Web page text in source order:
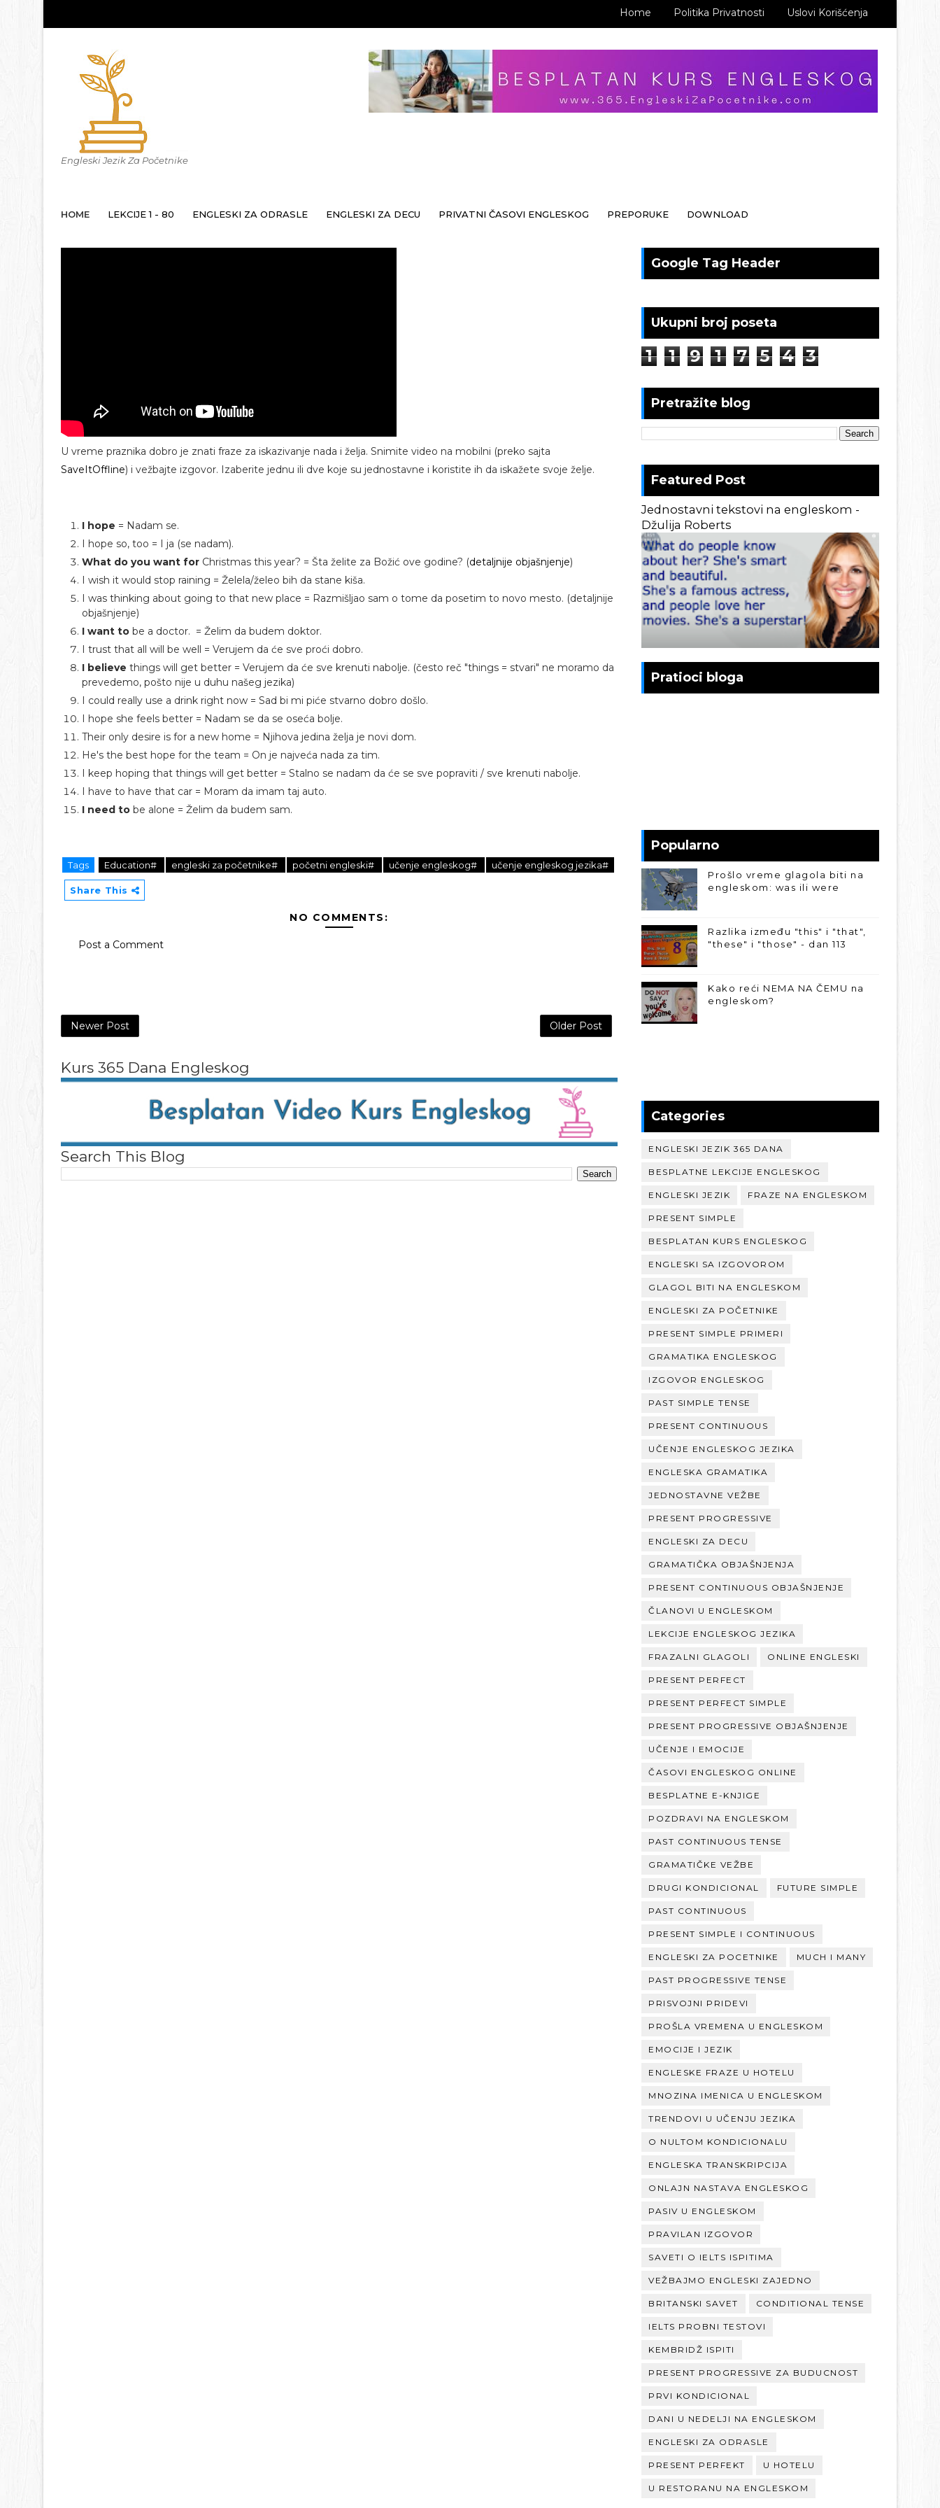
Home Politika Privatnosti Uslovi Korišćenja
Engleski Jezik Za Početnike
HOME LEKCIJE 1 - 80 ENGLESKI ZA ODRASLE ENGLESKI ZA DECU PRIVATNI ČASOVI ENGLESKOG PREPORUKE DOWNLOAD
U vreme praznika dobro je znati fraze za iskazivanje nada i želja. Snimite video na mobilni (preko sajta
SaveItOffline) i vežbajte izgovor. Izaberite jednu ili dve koje su jednostavne i koristite ih da iskažete svoje želje.
I hope = Nadam se.
I hope so, too = I ja (se nadam).
What do you want for Christmas this year? = Šta želite za Božić ove godine? (detaljnije objašnjenje)
I wish it would stop raining = Želela/želeo bih da stane kiša.
I was thinking about going to that new place = Razmišljao sam o tome da posetim to novo mesto. (detaljnije
objašnjenje)
I want to be a doctor. = Želim da budem doktor.
I trust that all will be well = Verujem da će sve proći dobro.
I believe things will get better = Verujem da će sve krenuti nabolje. (često reč "things = stvari" ne moramo da
prevedemo, pošto nije u duhu našeg jezika)
I could really use a drink right now = Sad bi mi piće stvarno dobro došlo.
I hope she feels better = Nadam se da se oseća bolje.
Their only desire is for a new home = Njihova jedina želja je novi dom.
He's the best hope for the team = On je najveća nada za tim.
I keep hoping that things will get better = Stalno se nadam da će se sve popraviti / sve krenuti nabolje.
I have to have that car = Moram da imam taj auto.
I need to be alone = Želim da budem sam.
Tags Education# engleski za početnike# početni engleski# učenje engleskog# učenje engleskog jezika#
Share This
NO COMMENTS:
Post a Comment
Newer Post Older Post
Kurs 365 Dana Engleskog
Search This Blog
Google Tag Header
Ukupni broj poseta
1 1 9 1 7 5 4 3
Pretražite blog
Featured Post
Jednostavni tekstovi na engleskom -
Džulija Roberts
Pratioci bloga
Popularno
Prošlo vreme glagola biti na
engleskom: was ili were
Razlika između "this" i "that",
"these" i "those" - dan 113
Kako reći NEMA NA ČEMU na
engleskom?
Categories
ENGLESKI JEZIK 365 DANA
BESPLATNE LEKCIJE ENGLESKOG
ENGLESKI JEZIK FRAZE NA ENGLESKOM
PRESENT SIMPLE
BESPLATAN KURS ENGLESKOG
ENGLESKI SA IZGOVOROM
GLAGOL BITI NA ENGLESKOM
ENGLESKI ZA POČETNIKE
PRESENT SIMPLE PRIMERI
GRAMATIKA ENGLESKOG
IZGOVOR ENGLESKOG
PAST SIMPLE TENSE
PRESENT CONTINUOUS
UČENJE ENGLESKOG JEZIKA
ENGLESKA GRAMATIKA
JEDNOSTAVNE VEŽBE
PRESENT PROGRESSIVE
ENGLESKI ZA DECU
GRAMATIČKA OBJAŠNJENJA
PRESENT CONTINUOUS OBJAŠNJENJE
ČLANOVI U ENGLESKOM
LEKCIJE ENGLESKOG JEZIKA
FRAZALNI GLAGOLI ONLINE ENGLESKI
PRESENT PERFECT
PRESENT PERFECT SIMPLE
PRESENT PROGRESSIVE OBJAŠNJENJE
UČENJE I EMOCIJE
ČASOVI ENGLESKOG ONLINE
BESPLATNE E-KNJIGE
POZDRAVI NA ENGLESKOM
PAST CONTINUOUS TENSE
GRAMATIČKE VEŽBE
DRUGI KONDICIONAL FUTURE SIMPLE
PAST CONTINUOUS
PRESENT SIMPLE I CONTINUOUS
ENGLESKI ZA POCETNIKE MUCH I MANY
PAST PROGRESSIVE TENSE
PRISVOJNI PRIDEVI
PROŠLA VREMENA U ENGLESKOM
EMOCIJE I JEZIK
ENGLESKE FRAZE U HOTELU
MNOZINA IMENICA U ENGLESKOM
TRENDOVI U UČENJU JEZIKA
O NULTOM KONDICIONALU
ENGLESKA TRANSKRIPCIJA
ONLAJN NASTAVA ENGLESKOG
PASIV U ENGLESKOM
PRAVILAN IZGOVOR
SAVETI O IELTS ISPITIMA
VEŽBAJMO ENGLESKI ZAJEDNO
BRITANSKI SAVET CONDITIONAL TENSE
IELTS PROBNI TESTOVI
KEMBRIDŽ ISPITI
PRESENT PROGRESSIVE ZA BUDUCNOST
PRVI KONDICIONAL
DANI U NEDELJI NA ENGLESKOM
ENGLESKI ZA ODRASLE
PRESENT PERFEKT U HOTELU
U RESTORANU NA ENGLESKOM